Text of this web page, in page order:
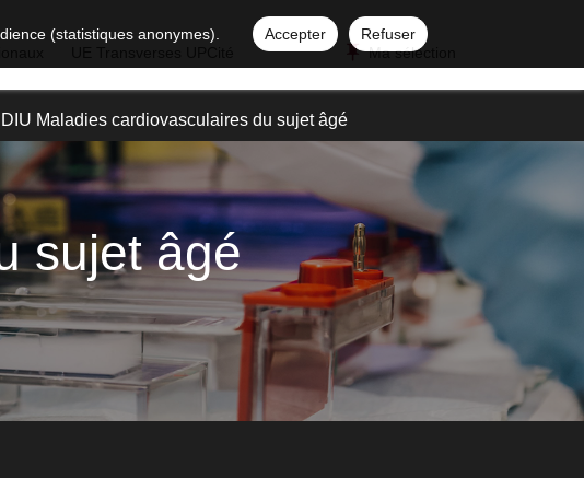
(statistiques anonymes). Accepter
Refuser
Ma sélection
DIU Maladies cardiovasculaires du sujet âgé
sujet âgé